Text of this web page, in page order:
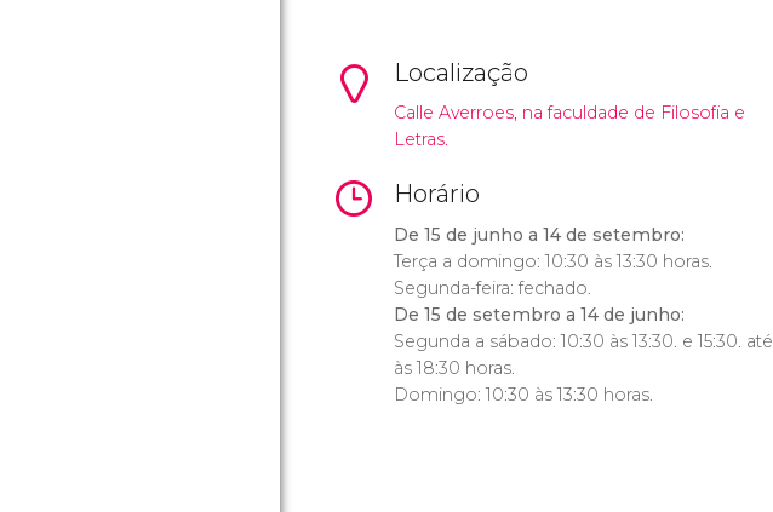
Localização
Calle Averroes, na faculdade de Filosofia e
Letras.
Horário
De 15 de junho a 14 de setembro:
Terça a domingo: 10:30 às 13:30 horas.
Segunda-feira: fechado.
De 15 de setembro a 14 de junho:
Segunda a sábado: 10:30 às 13:30. e 15:30. até
às 18:30 horas.
Domingo: 10:30 às 13:30 horas.